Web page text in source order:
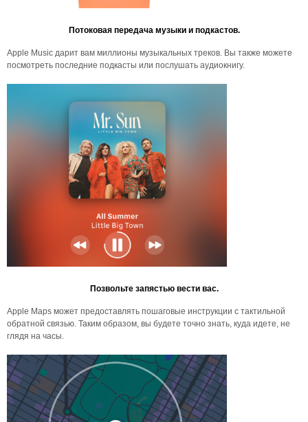
Потоковая передача музыки и подкастов.
Apple Music дарит вам миллионы музыкальных треков. Вы также можете
посмотреть последние подкасты или послушать аудиокнигу.
Позвольте запястью вести вас.
Apple Maps может предоставлять пошаговые инструкции с тактильной
обратной связью. Таким образом, вы будете точно знать, куда идете, не
глядя на часы.